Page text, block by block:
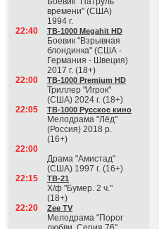
времени" (США)
1994 г.
22:40
ТВ-1000 Megahit HD
Боевик "Взрывная
блондинка" (США -
Германия - Швеция)
2017 г. (18+)
22:00
ТВ-1000 Premium HD
Триллер "Игрок"
(США) 2024 г. (18+)
22:05
ТВ-1000 Русское кино
Мелодрама "Лёд"
(Россия) 2018 р.
(16+)
22:00
Драма "Амистад"
(США) 1997 г. (16+)
22:15
ТВ-21
Х/ф "Бумер. 2 ч."
(18+)
22:20
Zee TV
Мелодрама "Порог